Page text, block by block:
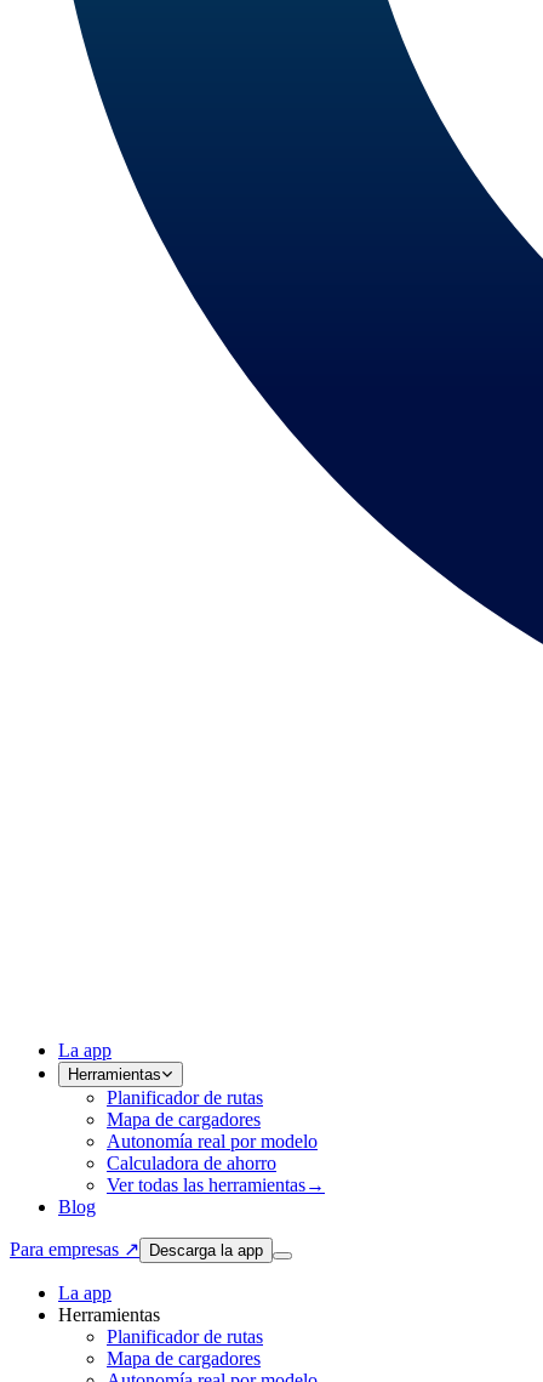
La app
Herramientas
Planificador de rutas
Mapa de cargadores
Autonomía real por modelo
Calculadora de ahorro
Ver todas las herramientas→
Blog
Para empresas ↗ Descarga la app
La app
Herramientas
Planificador de rutas
Mapa de cargadores